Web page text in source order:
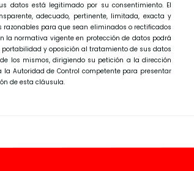
datos está legitimado por su consentimiento. El
adecuado, pertinente, limitada, exacta y
para que sean eliminados o rectificados
la normativa vigente en protección de datos podrá
y oposición al tratamiento de sus datos
los mismos, dirigiendo su petición a la dirección
Autoridad de Control competente para presentar
de esta cláusula.